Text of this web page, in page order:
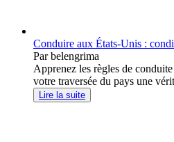
Conduire aux États-Unis :
Par belengrima
Apprenez les règles de
votre traversée du pays une
Lire la suite